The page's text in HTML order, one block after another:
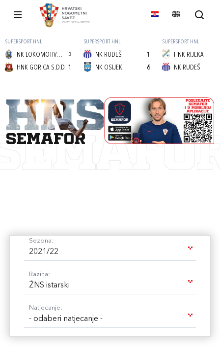
SUPERSPORT HNL
NK LOKOMOTIVA (Z)
3
1
HNK GORICA S.D.D.
SUPERSPORT HNL
NK RUDEŠ
1
6
NK OSIJEK
SUPERSPORT HNL
HNK RIJEKA
NK RUDEŠ
semafor
Sezona:
2021/22
Razina:
ŽNS istarski
Natjecanje:
- odaberi natjecanje -